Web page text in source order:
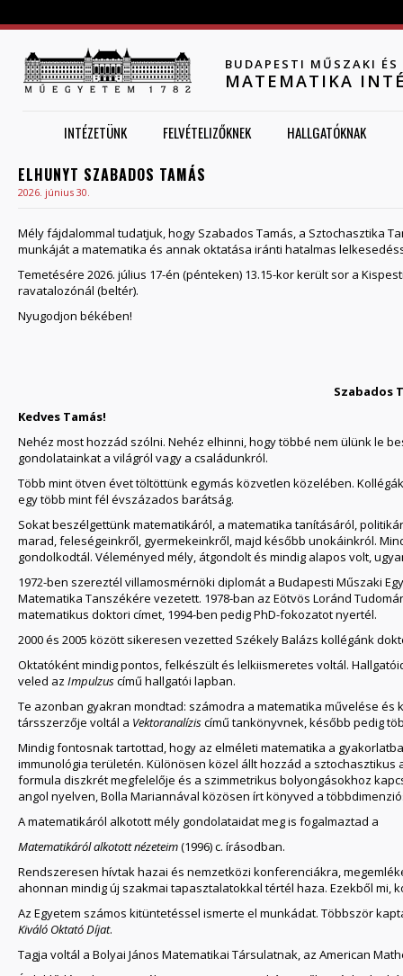
BUDAPESTI MŰSZAKI
MATEMATIKA
INTÉZETÜNK FELVÉTELIZŐKNEK HALLGATÓKNAK
ELHUNYT SZABADOS TAMÁS
2026. június 30.
Mély fájdalommal tudatjuk, hogy Szabados Tamás, a Sztochasztika
munkáját a matematika és annak oktatása iránti hatalmas
Temetésére 2026. július 17-én (pénteken) 13.15-kor került sor a
ravatalozónál (beltér).
Nyugodjon békében!
Szabados
Kedves Tamás!
Nehéz most hozzád szólni. Nehéz elhinni, hogy többé nem ülünk le
gondolatainkat a világról vagy a családunkról.
Több mint ötven évet töltöttünk egymás közvetlen közelében.
egy több mint fél évszázados barátság.
Sokat beszélgettünk matematikáról, a matematika tanításáról,
marad, feleségeinkről, gyermekeinkről, majd később unokáinkról.
gondolkodtál. Véleményed mély, átgondolt és mindig alapos volt,
1972-ben szereztél villamosmérnöki diplomát a Budapesti Műszaki
Matematika Tanszékére vezetett. 1978-ban az Eötvös Loránd
matematikus doktori címet, 1994-ben pedig PhD-fokozatot nyertél.
2000 és 2005 között sikeresen vezetted Székely Balázs kollégánk
Oktatóként mindig pontos, felkészült és lelkiismeretes voltál.
veled az Impulzuscímű hallgatói lapban.
Te azonban gyakran mondtad: számodra a matematika művelése
társszerzője voltál a Vektoranalíziscímű tankönyvnek, később pedig
Mindig fontosnak tartottad, hogy az elméleti matematika a
immunológia területén. Különösen közel állt hozzád a
formula diszkrét megfelelője és a szimmetrikus bolyongásokhoz
angol nyelven, Bolla Mariannával közösen írt könyved a
A matematikáról alkotott mély gondolataidat meg is fogalmaztad a
Matematikáról alkotott nézeteim(1996) c. írásodban.
Rendszeresen hívtak hazai és nemzetközi konferenciákra,
ahonnan mindig új szakmai tapasztalatokkal tértél haza. Ezekből mi,
Az Egyetem számos kitüntetéssel ismerte el munkádat. Többször
Kiváló Oktató Díjat.
Tagja voltál a Bolyai János Matematikai Társulatnak, az American